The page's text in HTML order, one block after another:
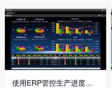
（中国）官网入口 小编来说说
OA系统和ERP的区别。 O
A系统和ERP的区别如下：
含义不同： OA指Office
A...
使用ERP管控生产进度的方法